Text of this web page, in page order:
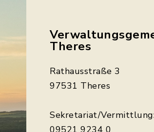
Theres
Rathausstraße 3
97531 Theres
Sekretariat/
09521 9234 0